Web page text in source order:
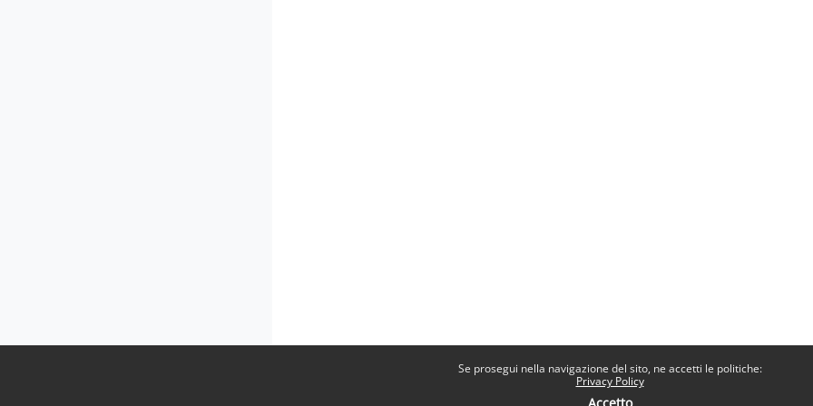
Se prosegui nella navigazione del sito, ne accetti le politiche:
Privacy Policy